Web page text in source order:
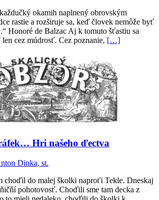
okamih naplnený obrovským
rastie a rozširuje sa, keď človek nemôže byť
Honoré de Balzac Aj k tomuto šťastiu sa
cez múdrosť. Cez poznanie, […]
Hri našeho ďectva
Dinka, st.
choďil do malej školki naproťi Tekle. Dneskaj
pohotovosť. Choďili sme tam decka z